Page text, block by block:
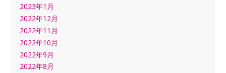
2023年1月
2022年12月
2022年11月
2022年10月
2022年9月
2022年8月